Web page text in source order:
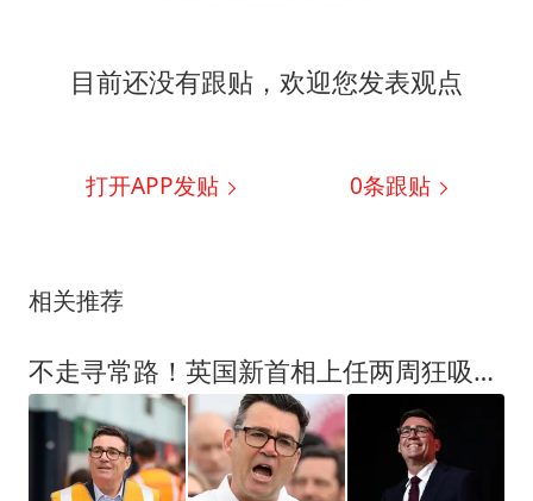
目前还没有跟贴，欢迎您发表观点
打开APP发贴 0条跟贴
相关推荐
不走寻常路！英国新首相上任两周狂吸粉，年薪8万招人拍短视频